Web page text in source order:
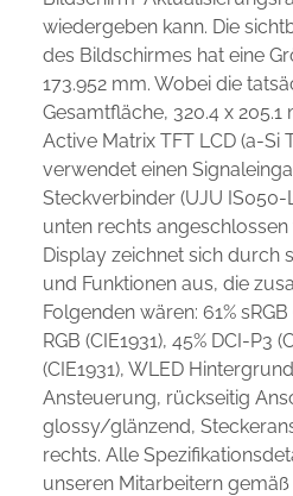
wiedergeben kann. Die
des Bildschirmes hat eine
173.952 mm. Wobei die
Gesamtfläche, 320.4 x
Active Matrix TFT LCD (a-Si
verwendet einen
Steckverbinder (UJU IS050-
unten rechts
Display zeichnet sich durch
und Funktionen aus, die
Folgenden wären: 61%
RGB (CIE1931), 45% DCI-P3
(CIE1931), WLED
Ansteuerung, rückseitig
glossy/glänzend,
rechts. Alle
unseren Mitarbeitern